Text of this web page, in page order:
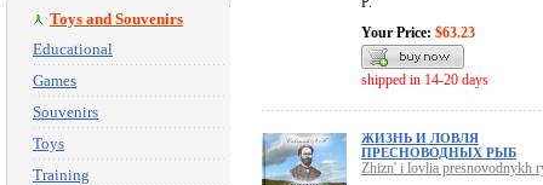
Toys and Souvenirs
Educational
Games
Souvenirs
Toys
Training
Your Price: $63.23
shipped in 14-20 days
ЖИЗНЬ И ЛОВЛЯ
ПРЕСНОВОДНЫХ РЫБ
Zhizn' i lovlia presnovodnykh